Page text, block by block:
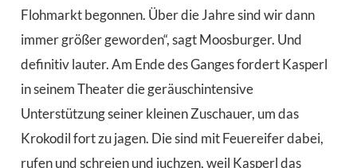
Flohmarkt begonnen. Über die Jahre sind wir dann
immer größer geworden“, sagt Moosburger. Und
definitiv lauter. Am Ende des Ganges fordert Kasperl
in seinem Theater die geräuschintensive
Unterstützung seiner kleinen Zuschauer, um das
Krokodil fort zu jagen. Die sind mit Feuereifer dabei,
rufen und schreien und juchzen, weil Kasperl das